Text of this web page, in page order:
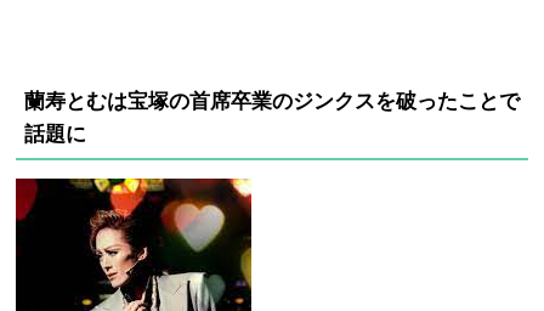
蘭寿とむは宝塚の首席卒業のジンクスを破ったことで
話題に